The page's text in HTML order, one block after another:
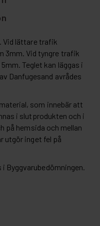
Vid lättare trafik
3mm. Vid tyngre trafik
Teglet kan läggas i
Danfugesand avrådes
som innebär att
i slutprodukten och i
på hemsida och mellan
utgör inget fel på
Byggvarubedömningen.